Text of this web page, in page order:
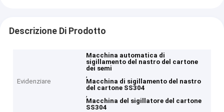
Descrizione Di Prodotto
Evidenziare
Macchina automatica di
sigillamento del nastro del cartone
dei semi
,
Macchina di sigillamento del nastro
del cartone SS304
,
Macchina del sigillatore del cartone
SS304